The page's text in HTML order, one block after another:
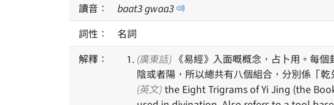
讀音： baat3gwaa3
詞性：
名詞
解釋：
(廣東話) 《易經》入面嘅概念，占卜用。每個
陰或者陽，所以總共有八個組合，分別係「乾
(英文) the Eight Trigrams of Yi Jing (the